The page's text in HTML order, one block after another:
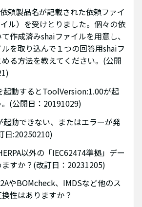
頼製品名が記載された依頼ファイ
ル）を受けとりました。個々の依
作成済みshaiファイルを用意し、
を取り込んで１つの回答用shaiフ
る方法を教えてください。(公開
起動するとToolVersion:1.00が起
(公開日：20191029)
起動できない、またはエラーが発
日:20250210)
以外の「IEC62474準拠」デー
すか？(改訂日：20231205)
やBOMcheck、IMDSなど他のス
性はありますか？